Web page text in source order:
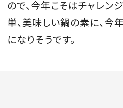
ので、今年こそはチャレン
単、美味しい鍋の素に、今
になりそうです。